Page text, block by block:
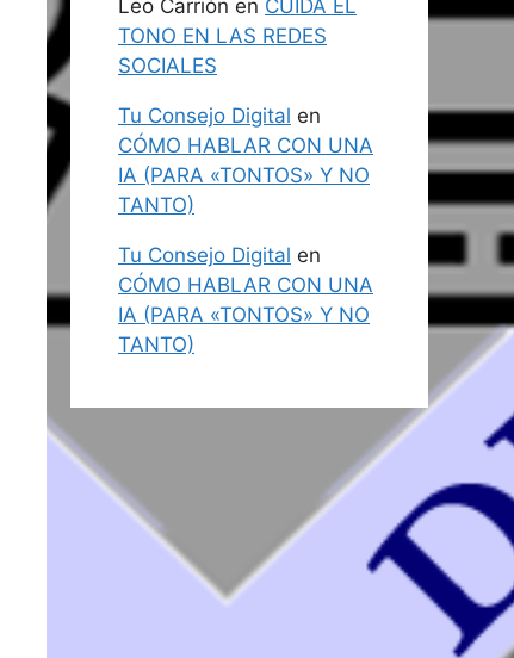
Leo Carrión en CUIDA EL
TONO EN LAS REDES
SOCIALES
Tu Consejo Digital en
CÓMO HABLAR CON UNA
IA (PARA «TONTOS» Y NO
TANTO)
Tu Consejo Digital en
CÓMO HABLAR CON UNA
IA (PARA «TONTOS» Y NO
TANTO)